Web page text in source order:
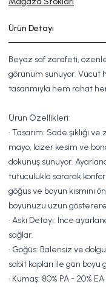
Ürün Detayı
Beyaz saf zarafeti, özenle
görünüm sunuyor. Vücut
tasarımıyla hem rahat
Ürün Özellikleri:
• Tasarım: Sade şıklığı
mayo, lazer kesim ve
dokunuş sunuyor.
tutuculukla sararak
göğüs ve boyun kısmını
boyunuzu uzun
• Askı Detayı: İnce
sağlar.
• Göğüs: Balensiz ve
sabit kapları ile gün boyu
• Kumaş: 80% PA - 20%